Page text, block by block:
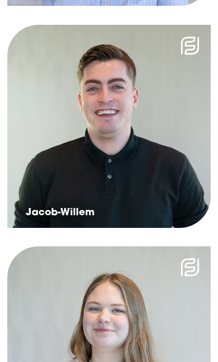
Jacob-Willem